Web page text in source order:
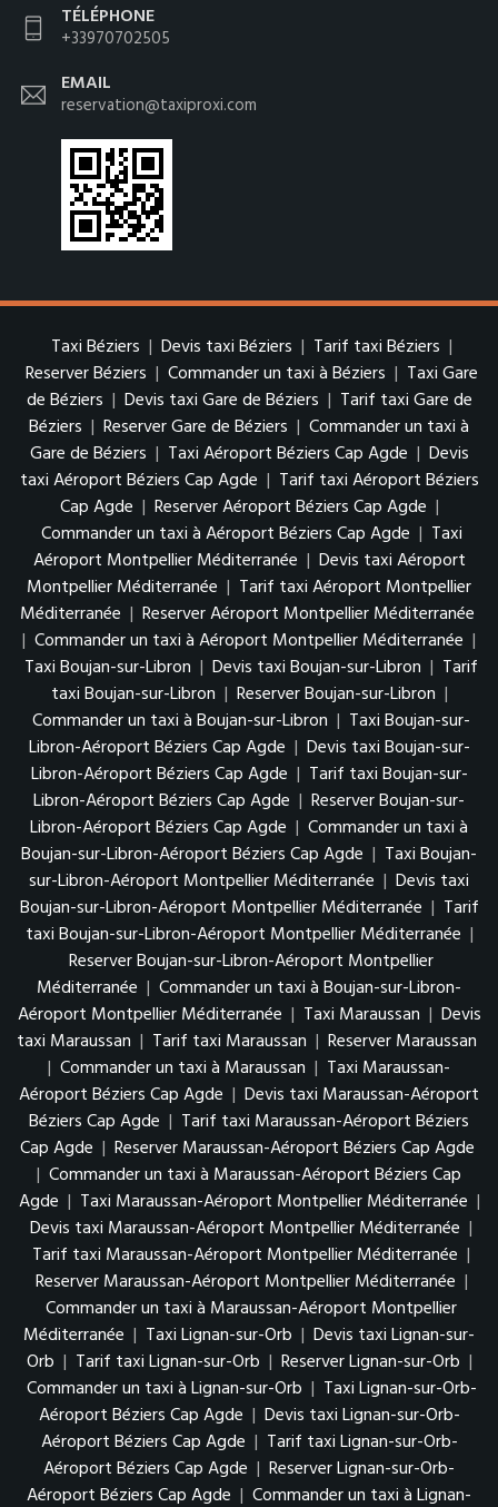
TÉLÉPHONE
+33970702505
EMAIL
reservation@taxiproxi.com
Taxi Béziers | Devis taxi Béziers | Tarif taxi Béziers |
Reserver Béziers | Commander un taxi à Béziers | Taxi Gare
de Béziers | Devis taxi Gare de Béziers | Tarif taxi Gare de
Béziers | Reserver Gare de Béziers | Commander un taxi à
Gare de Béziers | Taxi Aéroport Béziers Cap Agde | Devis
taxi Aéroport Béziers Cap Agde | Tarif taxi Aéroport Béziers
Cap Agde | Reserver Aéroport Béziers Cap Agde |
Commander un taxi à Aéroport Béziers Cap Agde | Taxi
Aéroport Montpellier Méditerranée | Devis taxi Aéroport
Montpellier Méditerranée | Tarif taxi Aéroport Montpellier
Méditerranée | Reserver Aéroport Montpellier Méditerranée
| Commander un taxi à Aéroport Montpellier Méditerranée |
Taxi Boujan-sur-Libron | Devis taxi Boujan-sur-Libron | Tarif
taxi Boujan-sur-Libron | Reserver Boujan-sur-Libron |
Commander un taxi à Boujan-sur-Libron | Taxi Boujan-sur-
Libron-Aéroport Béziers Cap Agde | Devis taxi Boujan-sur-
Libron-Aéroport Béziers Cap Agde | Tarif taxi Boujan-sur-
Libron-Aéroport Béziers Cap Agde | Reserver Boujan-sur-
Libron-Aéroport Béziers Cap Agde | Commander un taxi à
Boujan-sur-Libron-Aéroport Béziers Cap Agde | Taxi Boujan-
sur-Libron-Aéroport Montpellier Méditerranée | Devis taxi
Boujan-sur-Libron-Aéroport Montpellier Méditerranée | Tarif
taxi Boujan-sur-Libron-Aéroport Montpellier Méditerranée |
Reserver Boujan-sur-Libron-Aéroport Montpellier
Méditerranée | Commander un taxi à Boujan-sur-Libron-
Aéroport Montpellier Méditerranée | Taxi Maraussan | Devis
taxi Maraussan | Tarif taxi Maraussan | Reserver Maraussan
| Commander un taxi à Maraussan | Taxi Maraussan-
Aéroport Béziers Cap Agde | Devis taxi Maraussan-Aéroport
Béziers Cap Agde | Tarif taxi Maraussan-Aéroport Béziers
Cap Agde | Reserver Maraussan-Aéroport Béziers Cap Agde
| Commander un taxi à Maraussan-Aéroport Béziers Cap
Agde | Taxi Maraussan-Aéroport Montpellier Méditerranée |
Devis taxi Maraussan-Aéroport Montpellier Méditerranée |
Tarif taxi Maraussan-Aéroport Montpellier Méditerranée |
Reserver Maraussan-Aéroport Montpellier Méditerranée |
Commander un taxi à Maraussan-Aéroport Montpellier
Méditerranée | Taxi Lignan-sur-Orb | Devis taxi Lignan-sur-
Orb | Tarif taxi Lignan-sur-Orb | Reserver Lignan-sur-Orb |
Commander un taxi à Lignan-sur-Orb | Taxi Lignan-sur-Orb-
Aéroport Béziers Cap Agde | Devis taxi Lignan-sur-Orb-
Aéroport Béziers Cap Agde | Tarif taxi Lignan-sur-Orb-
Aéroport Béziers Cap Agde | Reserver Lignan-sur-Orb-
Aéroport Béziers Cap Agde | Commander un taxi à Lignan-